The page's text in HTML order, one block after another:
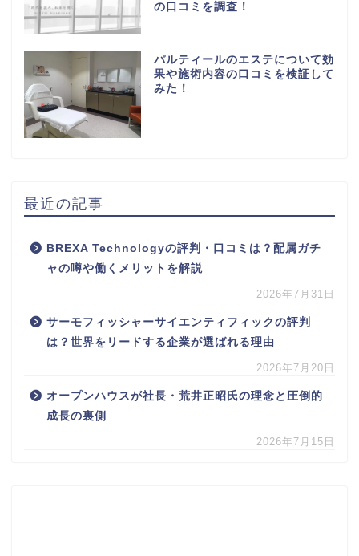
の口コミを調査！
パルティールのエステについて効
果や施術内容の口コミを検証して
みた！
最近の記事
BREXA Technologyの評判・口コミは？配属ガチ
ャの噂や働くメリットを解説
2026年7月31日
サーモフィッシャーサイエンティフィックの評判
は？世界をリードする企業が選ばれる理由
2026年7月20日
オープンハウスが社長・荒井正昭氏の理念と圧倒的
成長の裏側
2026年7月15日